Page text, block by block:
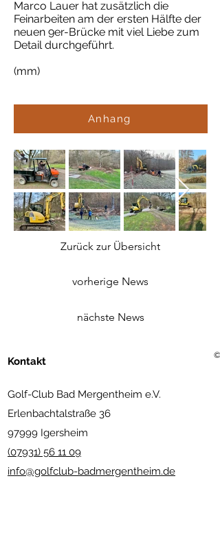
Marco Lauer hat zusätzlich die
Feinarbeiten am der ersten Hälfte der
neuen 9er-Brücke mit viel Liebe zum
Detail durchgeführt.
(mm)
Anhang
Zurück zur Übersicht
vorherige News
nächste News
Kontakt
Golf-Club Bad Mergentheim e.V.
Erlenbachtalstraße 36
97999 Igersheim
(07931) 56 11 09
info@golfclub-badmergentheim.de